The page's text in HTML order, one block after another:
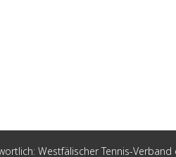
Westfälischer Tennis-Verband